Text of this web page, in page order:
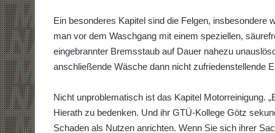
Ein besonderes Kapitel sind die Felgen,
man vor dem Waschgang mit einem speziellen,
eingebrannter Bremsstaub auf Dauer nahezu
anschließende Wäsche dann nicht zufriedenstellende
Nicht unproblematisch ist das Kapitel Motorreinigung.
Hierath zu bedenken. Und ihr GTÜ-Kollege Götz
Schaden als Nutzen anrichten. Wenn Sie sich ihrer